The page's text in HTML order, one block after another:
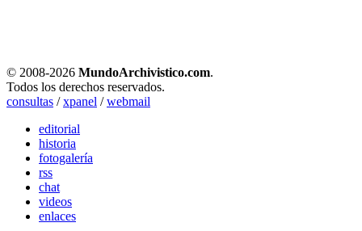
© 2008-2026 MundoArchivistico.com.
Todos los derechos reservados.
consultas /xpanel /webmail
editorial
historia
fotogalería
rss
chat
videos
enlaces